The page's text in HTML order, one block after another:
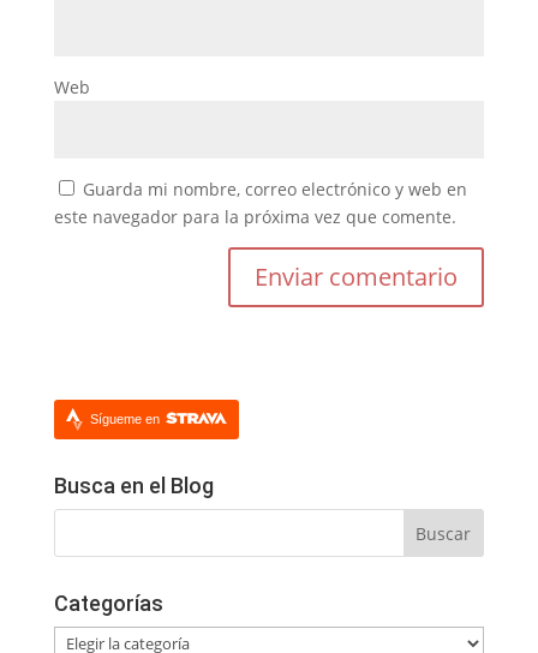
Web
Guarda mi nombre, correo electrónico y web en
este navegador para la próxima vez que comente.
Sígueme en
Busca en el Blog
Categorías
Categorías